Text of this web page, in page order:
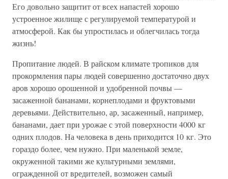
Его довольно защитит от всех напастей хорошо
устроенное жилище с регулируемой температурой и
атмосферой. Как бы упростилась и облегчилась тогда
жизнь!
Пропитание людей. В райском климате тропиков для
прокормления пары людей совершенно достаточно двух
аров хорошо орошенной и удобренной почвы —
засаженной бананами, корнеплодами и фруктовыми
деревьями. Действительно, ар, засаженный, например,
бананами, дает при урожае с этой поверхности 4000 кг
одних плодов. На человека в день приходится 10 кг. Это
гораздо более, чем нужно. При маленькой земле,
окруженной такими же культурными землями,
огражденной от вредителей, возможен самый